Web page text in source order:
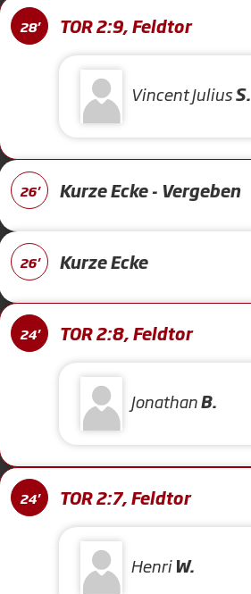
28' TOR 2:9, Feldtor
Vincent JuliusS.
26' Kurze Ecke - Vergeben
26' Kurze Ecke
24' TOR 2:8, Feldtor
JonathanB.
24' TOR 2:7, Feldtor
HenriW.